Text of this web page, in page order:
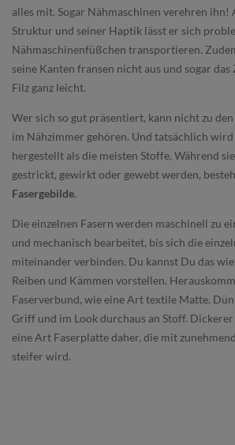
alles mit. Sogar Nähmaschinen verehren ihn!
Struktur und seiner Haptik lässt er sich
Nähmaschinenfüßchen transportieren.
seine Kanten fransen nicht aus und sogar
Filz ganz leicht.
Wer sich so gut präsentiert, kann nicht zu
im Nähzimmer gehören. Und tatsächlich wird
hergestellt als die meisten Stoffe. Während
gestrickt, gewirkt oder gewebt werden,
Fasergebilde.
Die einzelnen Fasern werden maschinell zu
und mechanisch bearbeitet, bis sich die
miteinander verbinden. Du kannst Du das
Reiben und Kämmen vorstellen.
Faserverbund, wie eine Art textile Matte.
Griff und im Look durchaus an Stoff.
eine Art Faserplatte daher, die mit
steifer wird.